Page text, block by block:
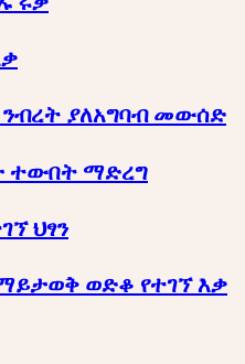
ያለአግባብ መውሰድ
ተውበት ማድረግ
ህፃን
ወድቆ የተገኘ እቃ